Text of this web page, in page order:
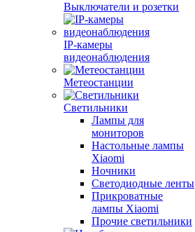
Выключатели и розетки
IP-камеры
видеонаблюдения
Метеостанции
Светильники
Лампы для
мониторов
Настольные лампы
Xiaomi
Ночники
Светодиодные ленты
Прикроватные
лампы Xiaomi
Прочие светильники